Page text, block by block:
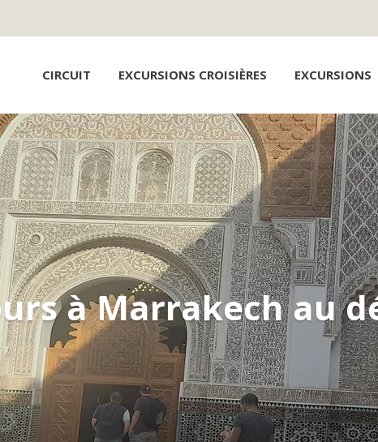
CIRCUIT EXCURSIONS CROISIÈRES EXCURSIONS
à Marrakech au